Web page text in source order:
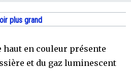
plus grand
haut en couleur présente
et du gaz luminescent